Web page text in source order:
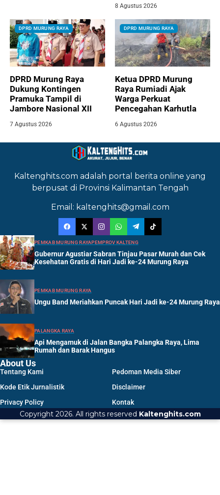
8 Agustus 2026
DPRD MURUNG RAYA
DPRD Murung Raya
Dukung Kontingen
Pramuka Tampil di
Jambore Nasional XII
7 Agustus 2026
DPRD MURUNG RAYA
Ketua DPRD Murung
Raya Rumiadi Ajak
Warga Perkuat
Pencegahan Karhutla
6 Agustus 2026
Kaltenghits.com adalah portal berita online yang
berpusat di Provinsi Kalimantan Tengah
Email: kaltenghits@gmail.com
PEMKAB MURUNG RAYAPEMPROV KALTENG
Gubernur Agustiar Sabran Tinjau Pasar Murah dan Cek
Kesehatan Gratis di Hari Jadi ke-24 Murung Raya
PEMKAB MURUNG RAYA
Ungu Band Meriahkan Puncak Hari Jadi ke-24 Murung Raya
PALANGKA RAYA
Api Mengamuk di Jalan Bangka Palangka Raya, Lima
Rumah dan Barak Hangus
About Us
Tentang Kami
Pedoman Media Siber
Kode Etik Jurnalistik
Disclaimer
Privacy Policy
Kontak
Copyright 2026. All rights reserved Kaltenghits.com